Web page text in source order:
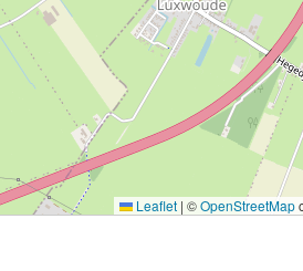
Leaflet | ©OpenStreetMap